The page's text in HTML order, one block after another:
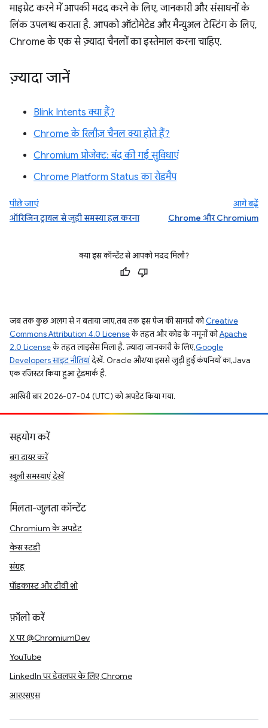
माइग्रेट करने में आपकी मदद करने के लिए, जानकारी और संसाधनों के
लिंक उपलब्ध कराता है. आपको ऑटोमेटेड और मैन्युअल टेस्टिंग के लिए,
Chrome के एक से ज़्यादा चैनलों का इस्तेमाल करना चाहिए.
ज़्यादा जानें
Blink Intents क्या हैं?
Chrome के रिलीज़ चैनल क्या होते हैं?
Chromium प्रोजेक्ट: बंद की गई सुविधाएं
Chrome Platform Status का रोडमैप
पीछे जाएं
ऑरिजिन ट्रायल से जुड़ी समस्या हल करना
आगे बढ़ें
Chrome और Chromium
क्या इस कॉन्टेंट से आपको मदद मिली?
जब तक कुछ अलग से न बताया जाए, तब तक इस पेज की सामग्री कोCreative
Commons Attribution 4.0 Licenseके तहत और कोड के नमूनों कोApache
2.0 Licenseके तहत लाइसेंस मिला है. ज़्यादा जानकारी के लिए,Google
Developers साइट नीतियांदेखें. Oracle और/या इससे जुड़ी हुई कंपनियों का, Java
एक रजिस्टर किया हुआ ट्रेडमार्क है.
आखिरी बार 2026-07-04 (UTC) को अपडेट किया गया.
सहयोग करें
बग दायर करें
खुली समस्याएं देखें
मिलता-जुलता कॉन्टेंट
Chromium के अपडेट
केस स्टडी
संग्रह
पॉडकास्ट और टीवी शो
फ़ॉलो करें
X पर @ChromiumDev
YouTube
LinkedIn पर डेवलपर के लिए Chrome
आरएसएस